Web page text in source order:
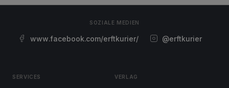
SOZIALE MEDIEN
www.facebook.com/erftkurier/ @erftkurier
SERVICES VERLAG